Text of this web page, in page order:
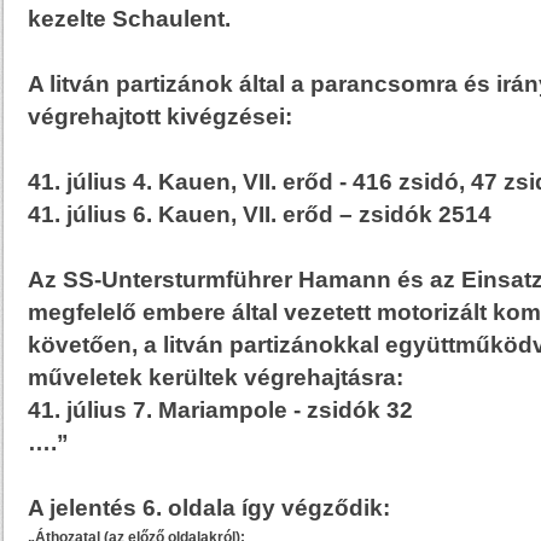
kezelte Schaulent.
A litván partizánok által a parancsomra és
végrehajtott kivégzései:
41. július 4. Kauen, VII. erőd - 416 zsidó, 47
41. július 6. Kauen, VII. erőd – zsidók 2514
Az SS-Untersturmführer Hamann és az
megfelelő embere által vezetett motorizált
követően, a litván partizánokkal
műveletek kerültek végrehajtásra:
41. július 7. Mariampole - zsidók 32
….”
A jelentés 6. oldala így végződik:
„Áthozatal (az előző oldalakról):